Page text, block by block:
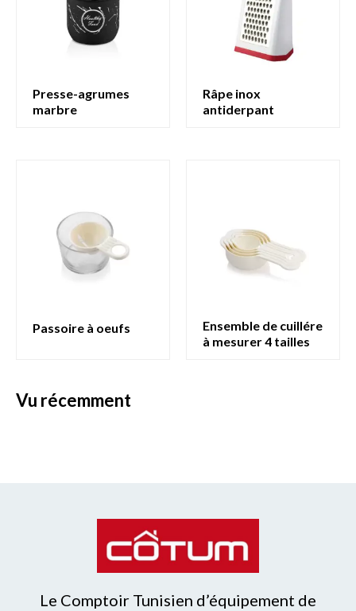
presse-agrumes
marbre
râpe inox
antiderpant
passoire à oeufs
ensemble de cuillére
à mesurer 4 tailles
vu récemment
Le Comptoir Tunisien d’équipement de